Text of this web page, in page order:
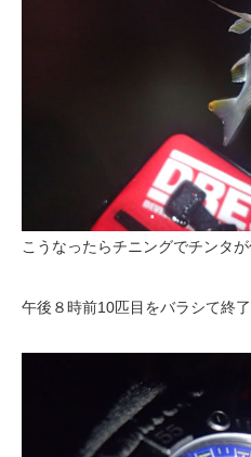
こうなったらチニングでチンタ
午後８時前10匹目をバラシて終了